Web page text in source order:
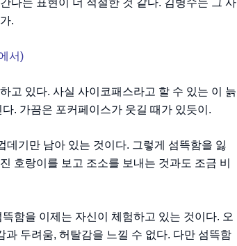
다는 표현이 더 적절한 것 같다. 김병수는 그 사
.
서)
고 있다. 사실 사이코패스라고 할 수 있는 이 늙
. 가끔은 포커페이스가 웃길 때가 있듯이.
기만 남아 있는 것이다. 그렇게 섬뜩함을 잃
호랑이를 보고 조소를 보내는 것과도 조금 비
함을 이제는 자신이 체험하고 있는 것이다. 오
두려움, 허탈감을 느낄 수 없다. 다만 섬뜩함